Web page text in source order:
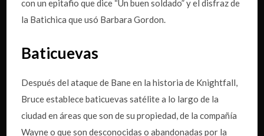
con un epitafio que dice “Un buen soldado” y el disfraz de
la Batichica que usó Barbara Gordon.
Baticuevas
Después del ataque de Bane en la historia de Knightfall,
Bruce establece baticuevas satélite a lo largo de la
ciudad en áreas que son de su propiedad, de la compañía
Wayne o que son desconocidas o abandonadas por la